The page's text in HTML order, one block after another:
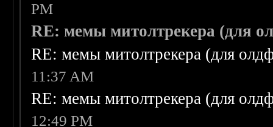
PM
RE: мемы митолтрекера (для
RE: мемы митолтрекера (для
11:37 AM
RE: мемы митолтрекера (для
12:49 PM